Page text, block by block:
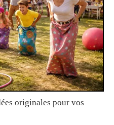
originales pour vos